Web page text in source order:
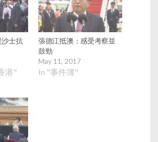
沙士抗
港"
張德江抵澳：感受考察並
鼓勁
May 11, 2017
In "事件簿"